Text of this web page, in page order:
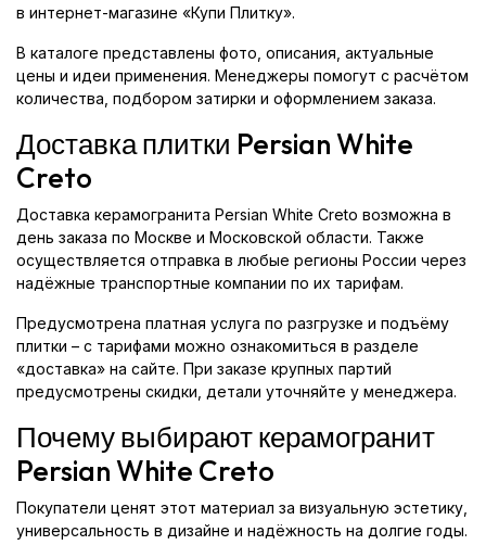
в интернет-магазине «Купи Плитку».
В каталоге представлены фото, описания, актуальные
цены и идеи применения. Менеджеры помогут с расчётом
количества, подбором затирки и оформлением заказа.
Доставка плитки Persian White
Creto
Доставка керамогранита Persian White Creto возможна в
день заказа по Москве и Московской области. Также
осуществляется отправка в любые регионы России через
надёжные транспортные компании по их тарифам.
Предусмотрена платная услуга по разгрузке и подъёму
плитки – с тарифами можно ознакомиться в разделе
«доставка» на сайте. При заказе крупных партий
предусмотрены скидки, детали уточняйте у менеджера.
Почему выбирают керамогранит
Persian White Creto
Покупатели ценят этот материал за визуальную эстетику,
универсальность в дизайне и надёжность на долгие годы.